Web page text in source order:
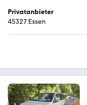
Privatanbieter
45327 Essen